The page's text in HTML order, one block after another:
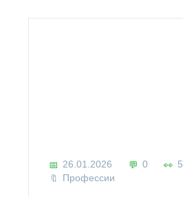
26.01.2026 0
5
Профессии